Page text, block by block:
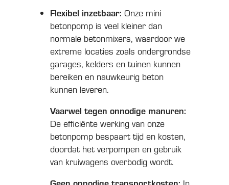
Flexibel inzetbaar: Onze mini
betonpomp is veel kleiner dan
normale betonmixers, waardoor we
extreme locaties zoals ondergrondse
garages, kelders en tuinen kunnen
bereiken en nauwkeurig beton
kunnen leveren.
Vaarwel tegen onnodige manuren:
De efficiënte werking van onze
betonpomp bespaart tijd en kosten,
doordat het verpompen en gebruik
van kruiwagens overbodig wordt.